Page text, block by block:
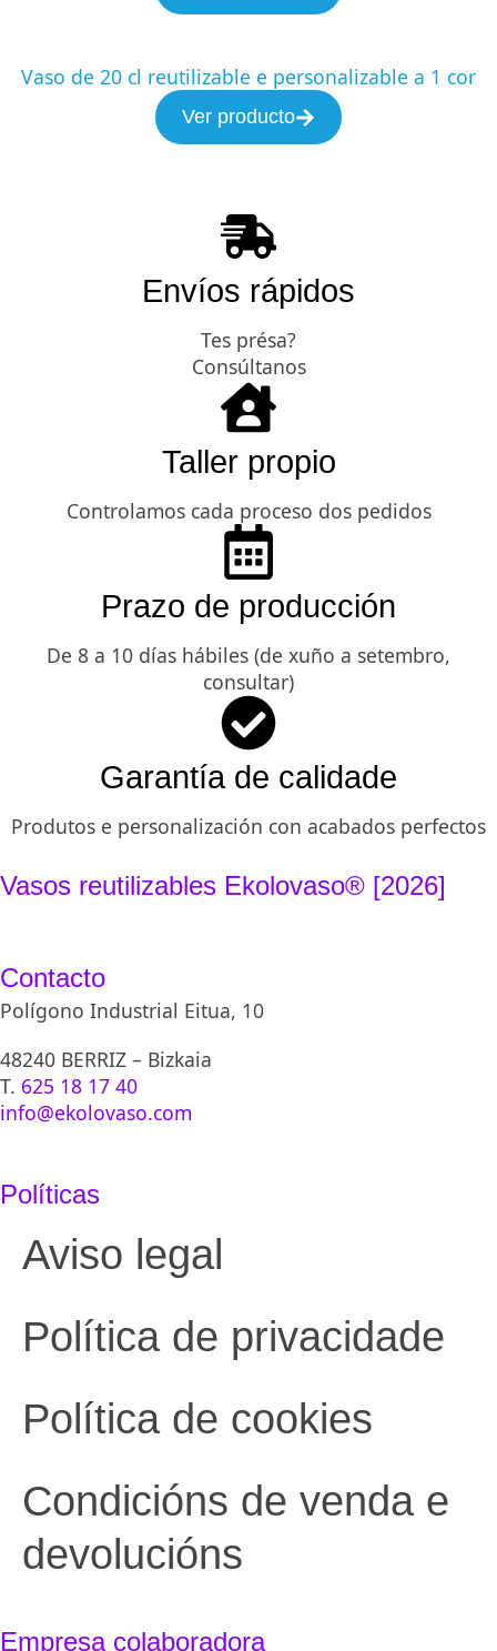
Vaso de 20 cl reutilizable e personalizable a 1 cor
Ver producto
Envíos rápidos
Tes présa?
Consúltanos
Taller propio
Controlamos cada proceso dos pedidos
Prazo de producción
De 8 a 10 días hábiles (de xuño a setembro,
consultar)
Garantía de calidade
Produtos e personalización con acabados perfectos
Vasos reutilizables Ekolovaso® [2026]
Contacto
Polígono Industrial Eitua, 10
48240 BERRIZ – Bizkaia
T. 625 18 17 40
info@ekolovaso.com
Políticas
Aviso legal
Política de privacidade
Política de cookies
Condicións de venda e
devolucións
Empresa colaboradora